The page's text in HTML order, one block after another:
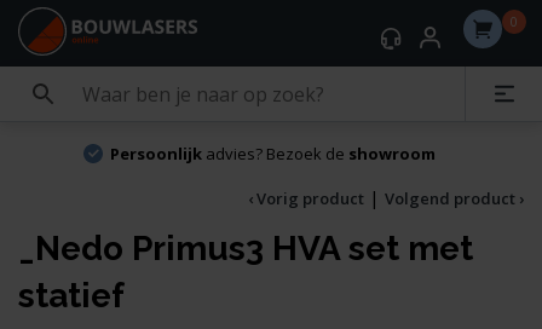
0
Persoonlijkadvies? Bezoek de showroom
‹ Vorig product | Volgend product ›
_Nedo Primus3 HVA set met
statief